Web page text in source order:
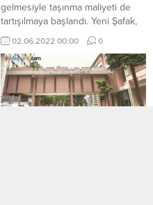
gelmesiyle taşınma maliyeti de
tartışılmaya başlandı. Yeni Şafak,
İstanbul’da ev taşımanın bedelini
araştırdı. Ev ...
02.06.2022 00:00 0